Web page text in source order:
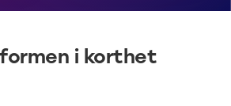
i korthet